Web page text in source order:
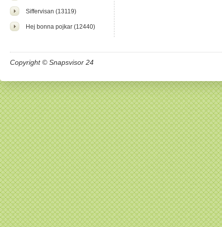
Siffervisan (13119)
Hej bonna pojkar (12440)
Copyright © Snapsvisor 24